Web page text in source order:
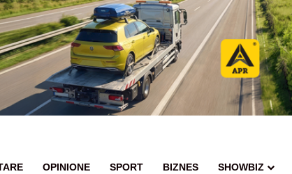
OPINIONE SPORT BIZNES SHOWBIZ